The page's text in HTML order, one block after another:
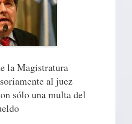
la Magistratura
al juez
sólo una multa del